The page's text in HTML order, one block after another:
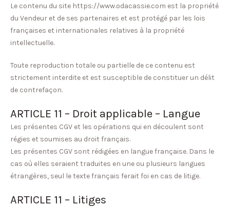
Le contenu du site https://www.odacassie.com est la propriété
du Vendeur et de ses partenaires et est protégé par les lois
françaises et internationales relatives à la propriété
intellectuelle.
Toute reproduction totale ou partielle de ce contenu est
strictement interdite et est susceptible de constituer un délit
de contrefaçon.
ARTICLE 11 – Droit applicable – Langue
Les présentes CGV et les opérations qui en découlent sont
régies et soumises au droit français.
Les présentes CGV sont rédigées en langue française. Dans le
cas où elles seraient traduites en une ou plusieurs langues
étrangères, seul le texte français ferait foi en cas de litige.
ARTICLE 11 – Litiges